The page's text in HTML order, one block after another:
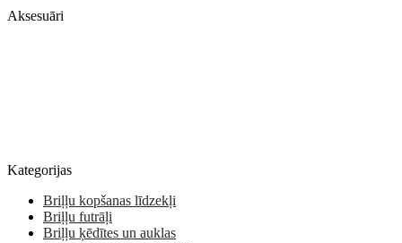
Aksesuāri
Kategorijas
Briļļu kopšanas līdzekļi
Briļļu futrāļi
Briļļu ķēdītes un auklas